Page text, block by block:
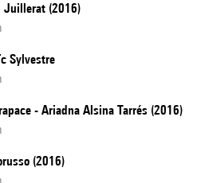
Juillerat (2016)
Sylvestre
- Ariadna Alsina Tarrés (2016)
(2016)